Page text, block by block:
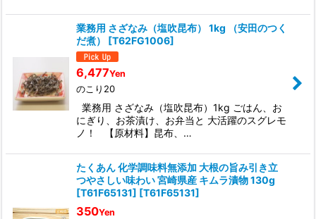
業務用 さざなみ（塩吹昆布） 1kg （安田のつく
だ煮）
[T62FG1006]
6,477Yen
のこり20
業務用 さざなみ（塩吹昆布）1kg ごはん、お
にぎり、お茶漬け、お弁当と 大活躍のスグレモ
ノ！ 【原材料】昆布、…
たくあん 化学調味料無添加 大根の旨み引き立
つやさしい味わい 宮崎県産 キムラ漬物 130g
[T61F65131] [T61F65131]
350Yen